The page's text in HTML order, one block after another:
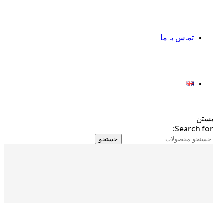
تماس با ما
بستن
Search for:
جستجو